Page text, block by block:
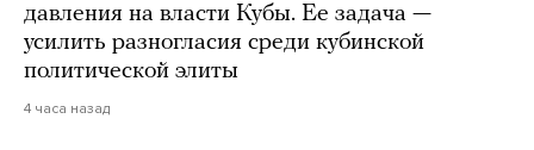
давления на власти Кубы. Ее задача —
усилить разногласия среди кубинской
политической элиты
4 часа назад